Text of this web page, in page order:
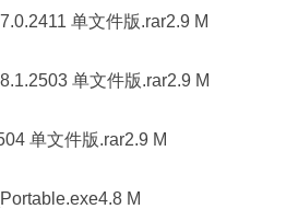
单文件版.rar2.9 M
单文件版.rar2.9 M
单文件版.rar2.9 M
M